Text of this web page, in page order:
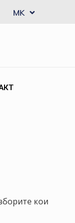
MK
SQ
кои